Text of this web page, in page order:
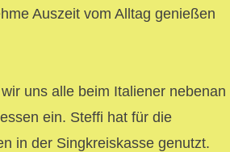
Auszeit vom Alltag genießen
uns alle beim Italiener nebenan
ein. Steffi hat für die
in der Singkreiskasse genutzt.